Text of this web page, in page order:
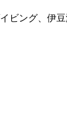
ビング、伊